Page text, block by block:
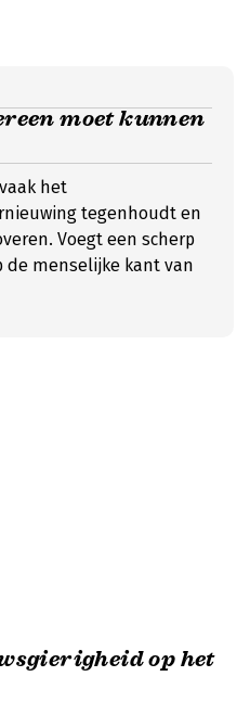
moet kunnen
het
tegenhoudt en
Voegt een scherp
de menselijke kant van
op het